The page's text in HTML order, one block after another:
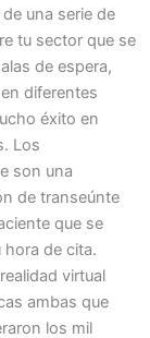
una serie de
tu sector que se
de espera,
diferentes
éxito en
Los
son una
de transeúnte
que se
de cita.
virtual
ambas que
los mil